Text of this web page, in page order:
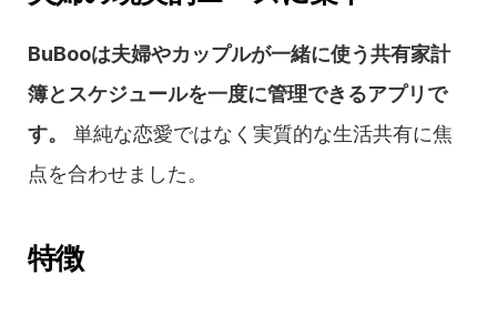
BuBooは夫婦やカップルが一緒に使う共有家計
簿とスケジュールを一度に管理できるアプリで
す。
単純な恋愛ではなく実質的な生活共有に焦
点を合わせました。
特徴